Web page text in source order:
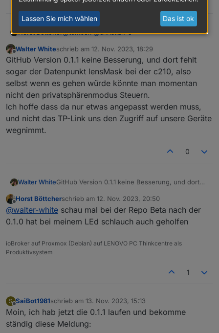
tapo.0
97 Error Code:
tapo.0
2023-11-12 17:45:44.683 info Init device
tapo.0
2023-11-12 17:45:44.423 info Found 1 devices
tapo.0
2023-11-12 17:45:44.237 info Login succesfull
Horst Böttcher@tombox @christian-5
Ich habe das LED Band L900 nach langerzeit
wieder in benutzung es wir im Adapter auch
angezeigt allerdings läst es sich nicht Steuern
tapo.0
Zeit
debug
Nachricht
tapo.0
2023-11-12 17:46:37.209	error	Device
2023-11-12 17:46:32.886	error	Device
2023-11-12 17:46:24.965	info	false
tapo.0
2023-11-12 17:45:45.101	info	Wait for
tapo.0
2023-11-12 17:45:44.683	info	Init device
Offline
Walter Whiteschrieb am 12. Nov. 2023, 18:29
zuletzt editiert von
GitHub Version 0.1.1 keine Besserung, und dort fehlt
sogar der Datenpunkt lensMask bei der c210, also
selbst wenn es gehen würde könnte man momentan
nicht den privatsphärenmodus Steuern.
Ich hoffe dass da nur etwas angepasst werden muss,
und nicht das TP-Link uns den Zugriff auf unsere Geräte
wegnimmt.
0
Walter WhiteGitHub Version 0.1.1 keine Besserung, und dort
c210, also selbst wenn es gehen würde könnte
man momentan nicht den privatsphärenmodus
Steuern.
Ich hoffe dass da nur etwas angepasst werden
unsere Geräte wegnimmt.
Offline
Horst Böttcherschrieb am 12. Nov. 2023, 20:50
zuletzt editiert von
@walter-white schau mal bei der Repo Beta nach der
0.1.0 hat bei meinem LEd schlauch auch geholfen
ioBroker auf Proxmox (Debian) auf LENOVO PC Thinkcentre als
Produktivsystem
1
S
Offline
SaiBot1981schrieb am 13. Nov. 2023, 15:13
zuletzt editiert von
Moin, ich hab jetzt die 0.1.1 laufen und bekomme
ständig diese Meldung:
Lassen Sie mich wählen Das ist ok